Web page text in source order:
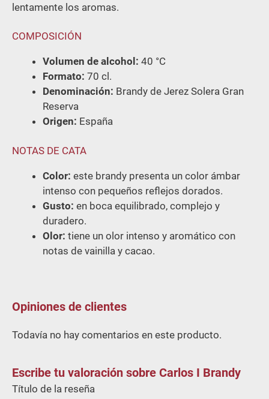
lentamente los aromas.
COMPOSICIÓN
Volumen de alcohol: 40 °C
Formato: 70 cl.
Denominación: Brandy de Jerez Solera Gran
Reserva
Origen: España
NOTAS DE CATA
Color: este brandy presenta un color ámbar
intenso con pequeños reflejos dorados.
Gusto: en boca equilibrado, complejo y
duradero.
Olor: tiene un olor intenso y aromático con
notas de vainilla y cacao.
Opiniones de clientes
Todavía no hay comentarios en este producto.
Escribe tu valoración sobre Carlos I Brandy
Título de la reseña